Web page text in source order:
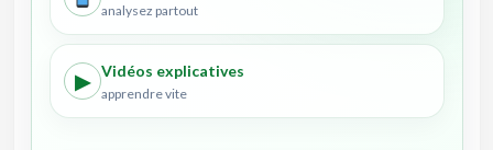
analysez partout
▶ Vidéos explicatives
apprendre vite